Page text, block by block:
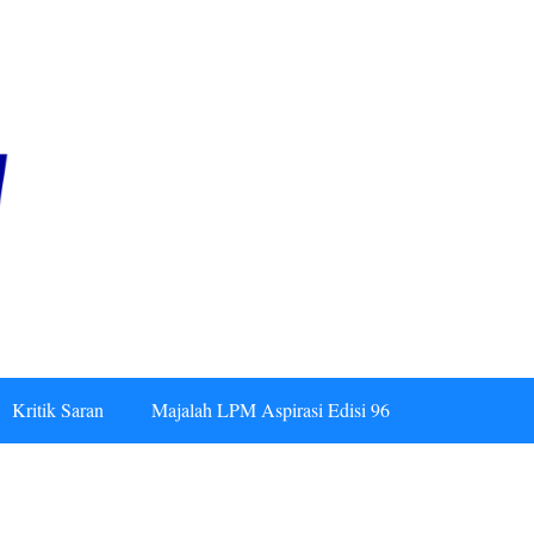
Kritik Saran Majalah LPM Aspirasi Edisi 96